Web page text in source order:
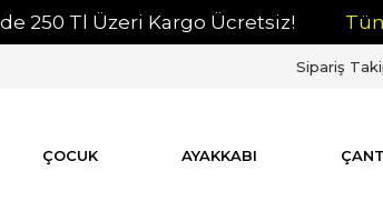
Üzeri Kargo Ücretsiz! Tüm
Sipariş
ÇOCUK AYAKKABI